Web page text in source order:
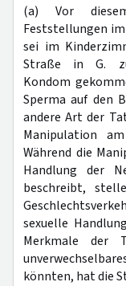
(a) Vor
Feststellungen
sei im
Straße in G.
Kondom
Sperma auf den
andere Art der
Manipulation
Während die
Handlung der
beschreibt,
sexuelle
Merkmale der
könnten, hat die